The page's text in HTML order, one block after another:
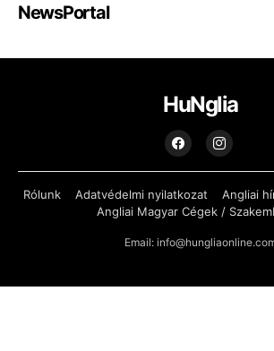
NewsPortal
HuNglia
Rólunk Adatvédelmi nyilatkozat Angliai
Angliai Magyar Cégek /
Email: